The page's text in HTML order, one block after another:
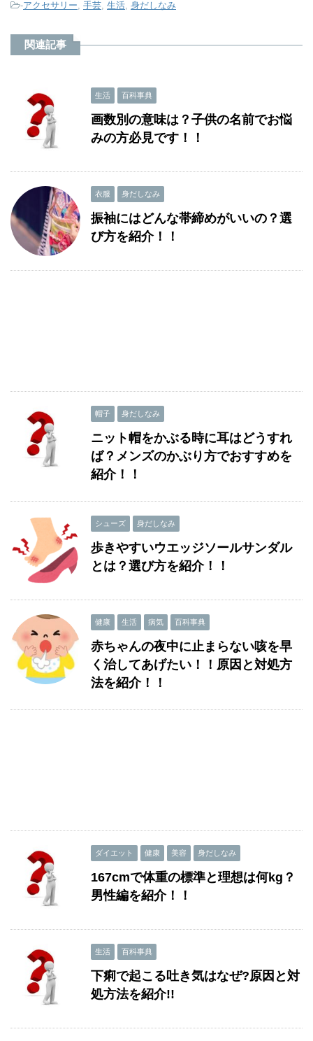
-アクセサリー 手芸 生活 身だしなみ
関連記事
生活 百科事典
画数別の意味は？子供の名前でお悩
みの方必見です！！
衣服 身だしなみ
振袖にはどんな帯締めがいいの？選
び方を紹介！！
帽子 身だしなみ
ニット帽をかぶる時に耳はどうすれ
ば？メンズのかぶり方でおすすめを
紹介！！
シューズ 身だしなみ
歩きやすいウエッジソールサンダル
とは？選び方を紹介！！
健康 生活 病気 百科事典
赤ちゃんの夜中に止まらない咳を早
く治してあげたい！！原因と対処方
法を紹介！！
ダイエット 健康 美容 身だしなみ
167cmで体重の標準と理想は何kg？
男性編を紹介！！
生活 百科事典
下痢で起こる吐き気はなぜ?原因と対
処方法を紹介!!